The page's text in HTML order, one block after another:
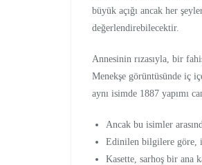
büyük açığı ancak her
değerlendirebilecektir.
Annesinin rızasıyla, bir
Menekşe görüntüsünde iç
aynı isimde 1887 yapımı
Ancak bu isimler
Edinilen bilgilere göre,
Kasette, sarhoş bir ana